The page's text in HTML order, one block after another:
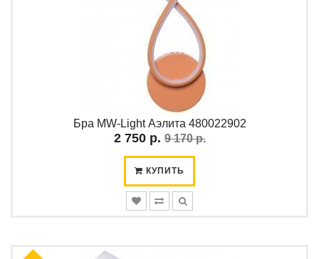
Бра MW-Light Аэлита 480022902
2 750 р. 9 170 р.
КУПИТЬ